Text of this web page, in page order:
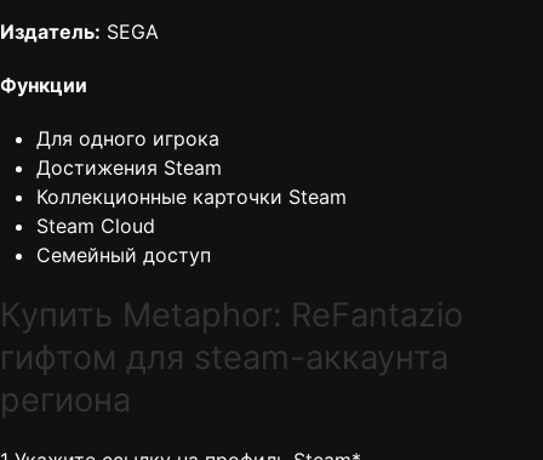
Издатель: SEGA
Функции
Для одного игрока
Достижения Steam
Коллекционные карточки Steam
Steam Cloud
Семейный доступ
Купить Metaphor: ReFantazio
гифтом для steam-аккаунта
региона